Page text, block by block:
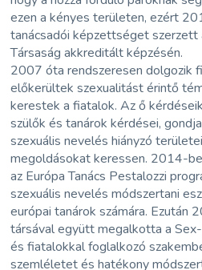
ezen a kényes területen, ezért
tanácsadói képzettséget szerzett
Társaság akkreditált képzésén.
2007 óta rendszeresen dolgozik
előkerültek szexualitást érintő
kerestek a fiatalok. Az ő
szülők és tanárok kérdései,
szexuális nevelés hiányzó
megoldásokat keressen. 2014-
az Európa Tanács Pestalozzi
szexuális nevelés módszertani
európai tanárok számára. Ezután
társával együtt megalkotta a
és fiatalokkal foglalkozó
szemléletet és hatékony